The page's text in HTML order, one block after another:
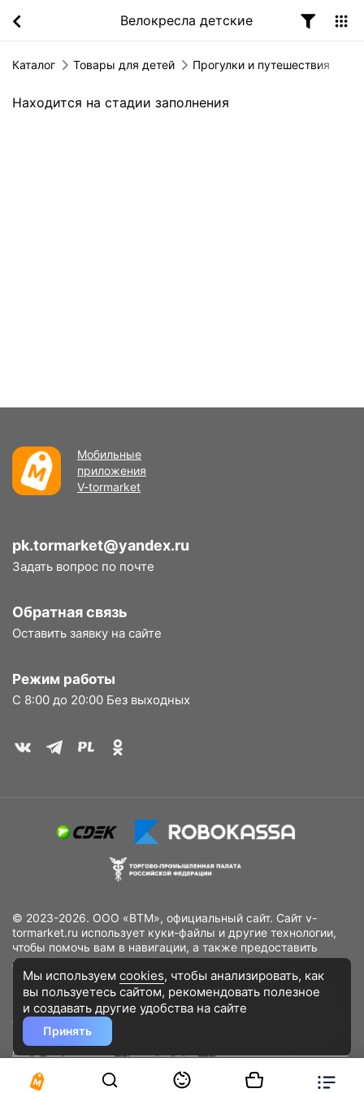
Велокресла детские
Каталог Товары для детей Прогулки и путешествия
Находится на стадии заполнения
Мобильные
приложения
V-tormarket
pk.tormarket@yandex.ru
Задать вопрос по почте
Обратная связь
Оставить заявку на сайте
Режим работы
С 8:00 до 20:00 Без выходных
© 2023-2026. ООО «ВТМ», официальный сайт. Сайт v-
tormarket.ru использует куки-файлы и другие технологии,
чтобы помочь вам в навигации, а также предоставить
лучший пользовательский опыт, анализировать
использование наших продуктов и услуг, повысить
качество рекламных и маркетинговых активностей. Если
Вы не хотите, чтобы Ваши пользовательские данные
обрабатывались, пожалуйста, ограничьте их использование
в своём браузере.
конфиденциальности
Разработано DST Global
Мы используем cookies, чтобы анализировать, как
вы пользуетесь сайтом, рекомендовать полезное
и создавать другие удобства на сайте
Принять